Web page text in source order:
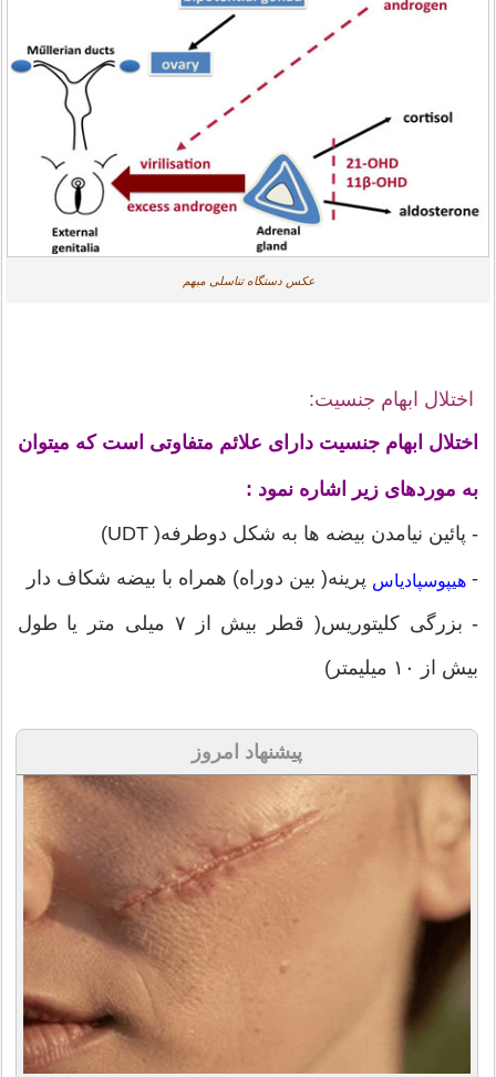
عکس دستگاه تناسلی مبهم
اختلال ابهام جنسیت:
اختلال ابهام جنسیت دارای علائم متفاوتی است که میتوان
به موردهای زیر اشاره نمود :
- پائین نیامدن بیضه ها به شکل دوطرفه( UDT)
- هیپوسپادیاس پرینه( بین دوراه) همراه با بیضه شکاف دار
- بزرگی کلیتوریس( قطر بیش از ۷ میلی متر یا طول
بیش از ۱۰ میلیمتر)
پیشنهاد امروز